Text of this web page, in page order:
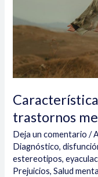
trastornos
Deja un comentario /
Diagnóstico,
estereotipos,
Prejuicios,Salud